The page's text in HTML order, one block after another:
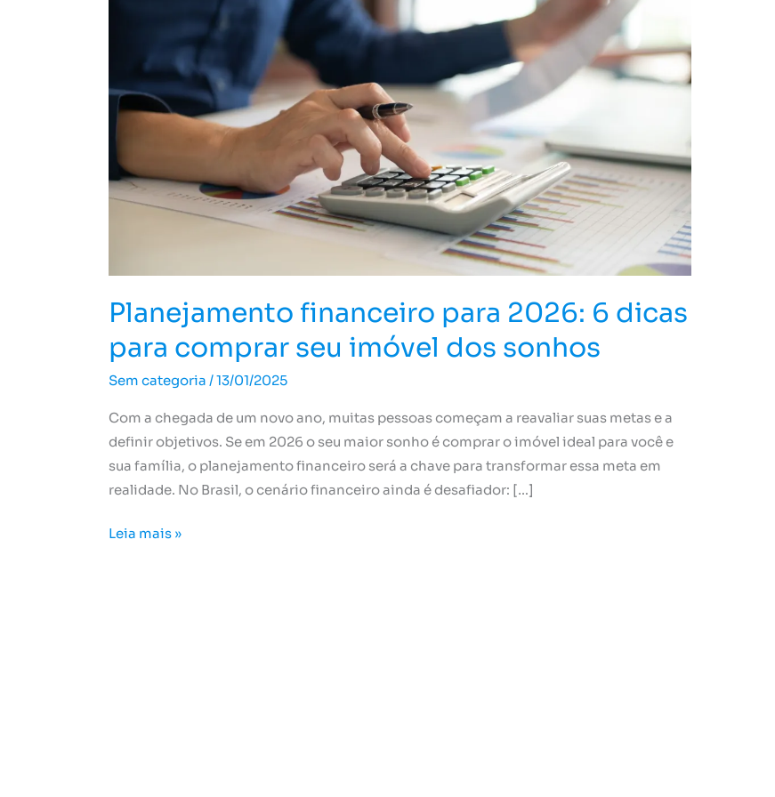
Planejamento financeiro para 2026: 6 dicas
para comprar seu imóvel dos sonhos
Sem categoria /13/01/2025
Com a chegada de um novo ano, muitas pessoas começam a reavaliar suas metas e a
definir objetivos. Se em 2026 o seu maior sonho é comprar o imóvel ideal para você e
sua família, o planejamento financeiro será a chave para transformar essa meta em
realidade. No Brasil, o cenário financeiro ainda é desafiador: […]
comprar
seu
imóvel
sonhos
Leia mais »